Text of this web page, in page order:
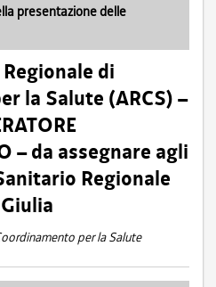
presentazione delle
di
la Salute (ARCS) –
– da assegnare agli
Regionale
per la Salute